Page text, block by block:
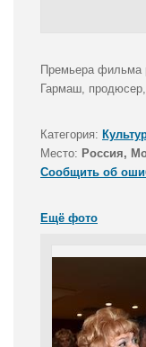
Премьера фильма
Гармаш,
Категория:
Место: Россия,
Сообщить об
Ещё фото